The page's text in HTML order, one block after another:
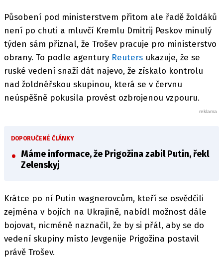
Působení pod ministerstvem přitom ale řadě žoldáků
není po chuti a mluvčí Kremlu Dmitrij Peskov minulý
týden sám přiznal, že Trošev pracuje pro ministerstvo
obrany. To podle agentury Reuters ukazuje, že se
ruské vedení snaží dát najevo, že získalo kontrolu
nad žoldnéřskou skupinou, která se v červnu
neúspěšně pokusila provést ozbrojenou vzpouru.
DOPORUČENÉ ČLÁNKY
Máme informace, že Prigožina zabil Putin, řekl
Zelenskyj
Krátce po ní Putin wagnerovcům, kteří se osvědčili
zejména v bojích na Ukrajině, nabídl možnost dále
bojovat, nicméně naznačil, že by si přál, aby se do
vedení skupiny místo Jevgenije Prigožina postavil
právě Trošev.